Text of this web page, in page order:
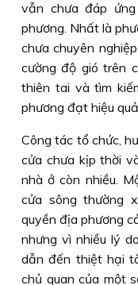
vẫn chưa đáp
phương. Nhất là
chưa chuyên
cường độ gió trên
thiên tai và tìm
phương đạt hiệu
Công tác tổ chức,
cửa chưa kịp thời
nhà ở còn nhiều.
cửa sông thường
quyền địa phương
nhưng vì nhiều lý
dẫn đến thiệt hại
chủ quan của một